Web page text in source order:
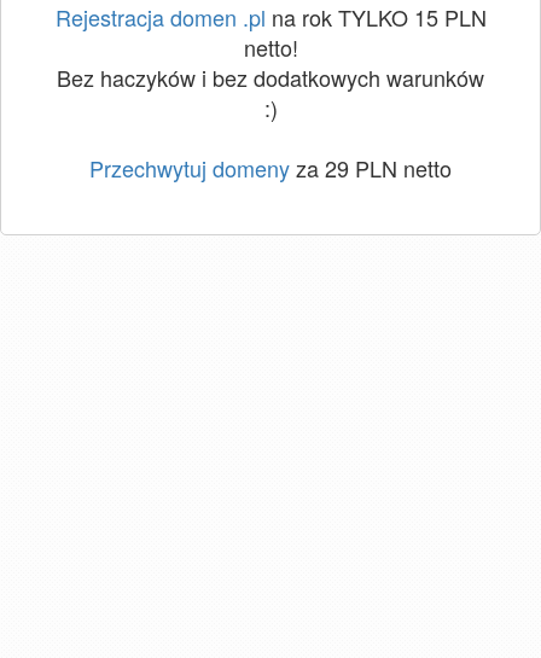
Rejestracja domen .pl na rok TYLKO 15 PLN
netto!
Bez haczyków i bez dodatkowych warunków
:)
Przechwytuj domenyza 29 PLN netto